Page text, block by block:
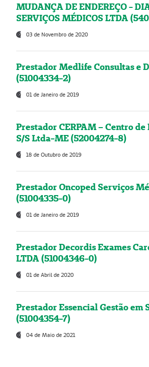
MUDANÇA DE ENDEREÇO -
SERVIÇOS MÉDICOS LTDA
03 de Novembro de 2020
Prestador Medlife Consultas e
(51004334-2)
01 de Janeiro de 2019
Prestador CERPAM – Centro
S/S Ltda-ME (52004274-8)
18 de Outubro de 2019
Prestador Oncoped Serviços
(51004335-0)
01 de Janeiro de 2019
Prestador Decordis Exames
LTDA (51004346-0)
01 de Abril de 2020
Prestador Essencial Gestão em
(51004354-7)
04 de Maio de 2021